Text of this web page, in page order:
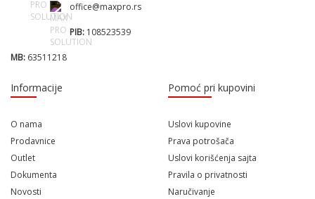
office@maxpro.rs
PIB: 108523539
MB: 63511218
Informacije
O nama
Prodavnice
Outlet
Dokumenta
Novosti
Pomoć pri kupovini
Uslovi kupovine
Prava potrošača
Uslovi korišćenja sajta
Pravila o privatnosti
Naručivanje